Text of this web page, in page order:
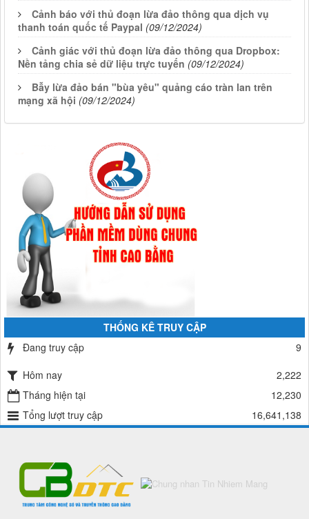
Cảnh báo với thủ đoạn lừa đảo thông qua dịch vụ
thanh toán quốc tế Paypal (09/12/2024)
Cảnh giác với thủ đoạn lừa đảo thông qua Dropbox:
Nền tảng chia sẻ dữ liệu trực tuyến (09/12/2024)
Bẫy lừa đảo bán "bùa yêu" quảng cáo tràn lan trên
mạng xã hội (09/12/2024)
THỐNG KÊ TRUY CẬP
Đang truy cập
9
Hôm nay
2,222
Tháng hiện tại
12,230
Tổng lượt truy cập
16,641,138